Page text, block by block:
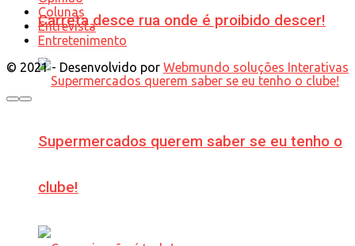
Carreta desce rua onde é proibido descer!
Supermercados querem saber se eu tenho o
clube!
Colunas
Entrevista
Entretenimento
© 2021 - Desenvolvido por Webmundo soluções Interativas